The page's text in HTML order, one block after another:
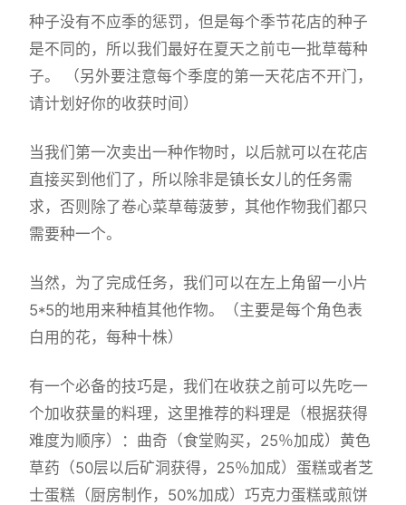
种子没有不应季的惩罚，但是每个季节花店的种子
是不同的，所以我们最好在夏天之前屯一批草莓种
子。 （另外要注意每个季度的第一天花店不开门，
请计划好你的收获时间）
当我们第一次卖出一种作物时，以后就可以在花店
直接买到他们了，所以除非是镇长女儿的任务需
求，否则除了卷心菜草莓菠萝，其他作物我们都只
需要种一个。
当然，为了完成任务，我们可以在左上角留一小片
5*5的地用来种植其他作物。（主要是每个角色表
白用的花，每种十株）
有一个必备的技巧是，我们在收获之前可以先吃一
个加收获量的料理，这里推荐的料理是（根据获得
难度为顺序）：曲奇（食堂购买，25％加成）黄色
草药（50层以后矿洞获得，25％加成）蛋糕或者芝
士蛋糕（厨房制作，50%加成）巧克力蛋糕或煎饼